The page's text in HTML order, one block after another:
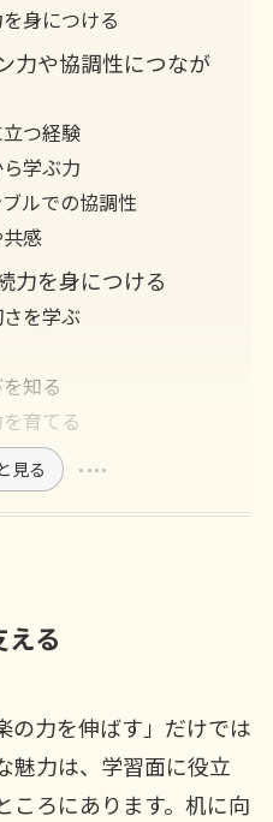
身につける
力や協調性につなが
つ経験
学ぶ力
ルでの協調性
感
力を身につける
を学ぶ
知る
育てる
見る
る
の力を伸ばす」だけでは
魅力は、学習面に役立
ころにあります。机に向